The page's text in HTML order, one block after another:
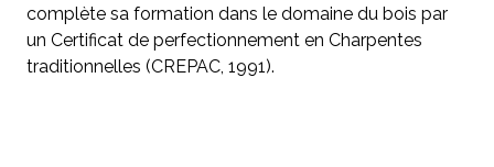
complète sa formation dans le domaine du bois par
un Certificat de perfectionnement en Charpentes
traditionnelles (CREPAC, 1991).